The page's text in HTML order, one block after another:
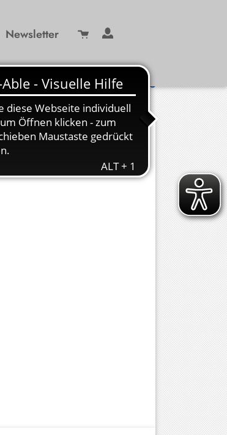
Newsletter
info(at)kbw-miesbach.de